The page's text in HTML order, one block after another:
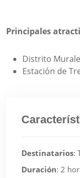
Principales
Distrito
Estación de
Destinatarios:
Duración: 2